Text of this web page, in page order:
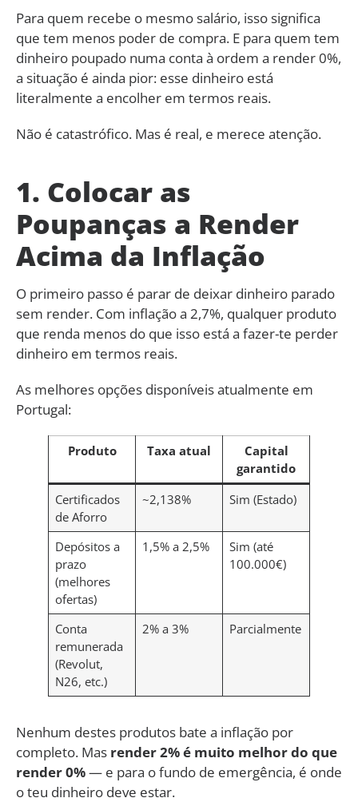
Para quem recebe o mesmo salário, isso significa
que tem menos poder de compra. E para quem tem
dinheiro poupado numa conta à ordem a render 0%,
a situação é ainda pior: esse dinheiro está
literalmente a encolher em termos reais.
Não é catastrófico. Mas é real, e merece atenção.
1. Colocar as
Poupanças a Render
Acima da Inflação
O primeiro passo é parar de deixar dinheiro parado
sem render. Com inflação a 2,7%, qualquer produto
que renda menos do que isso está a fazer-te perder
dinheiro em termos reais.
As melhores opções disponíveis atualmente em
Portugal:
Produto Taxa atual
Capital
garantido
Certificados
de Aforro
~2,138% Sim (Estado)
Depósitos a
prazo
(melhores
ofertas)
1,5% a 2,5%
Sim (até
100.000€)
Conta
remunerada
(Revolut,
N26, etc.)
2% a 3% Parcialmente
Nenhum destes produtos bate a inflação por
completo. Mas render 2% é muito melhor do que
render 0%— e para o fundo de emergência, é onde
o teu dinheiro deve estar.